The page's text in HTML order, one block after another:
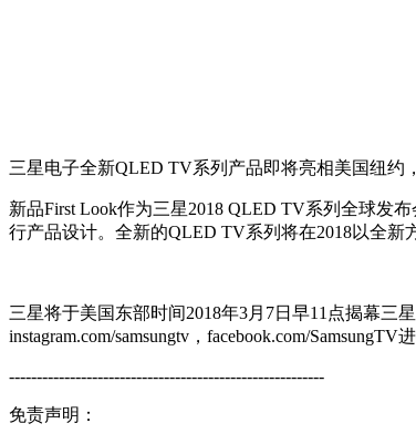
三星电子全新QLED TV系列产品即将亮相美国纽约
新品First Look作为三星2018 QLED TV系列全球发
行产品设计。全新的QLED TV系列将在2018以全新
三星将于美国东部时间2018年3月7日早11点揭幕三
instagram.com/samsungtv，facebook.com/SamsungTV
---------------------------------------------------------
免责声明：